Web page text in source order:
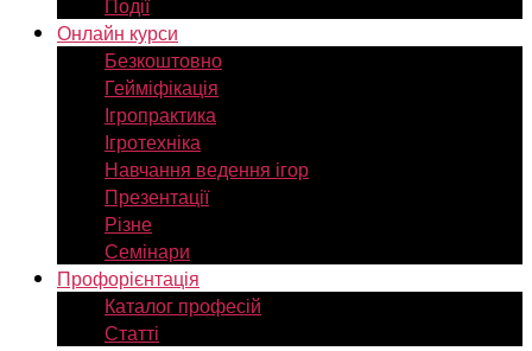
Події
Онлайн курси
Безкоштовно
Гейміфікація
Ігропрактика
Ігротехніка
Навчання ведення ігор
Презентації
Різне
Семінари
Профорієнтація
Каталог професій
Статті